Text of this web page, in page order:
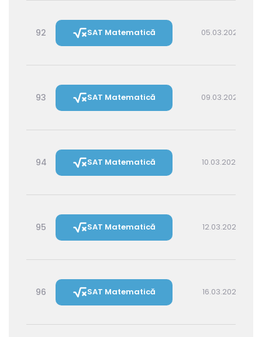
92 SAT Matematică 05.03.2027 16:00
93 SAT Matematică 09.03.2027 16:00
94 SAT Matematică 10.03.2027 14:30
95 SAT Matematică 12.03.2027 16:00
96 SAT Matematică 16.03.2027 16:00